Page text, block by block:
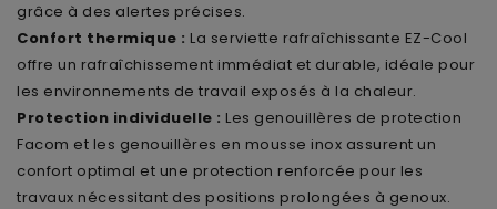
grâce à des alertes précises.
Confort thermique : La serviette rafraîchissante EZ-Cool
offre un rafraîchissement immédiat et durable, idéale pour
les environnements de travail exposés à la chaleur.
Protection individuelle : Les genouillères de protection
Facom et les genouillères en mousse inox assurent un
confort optimal et une protection renforcée pour les
travaux nécessitant des positions prolongées à genoux.